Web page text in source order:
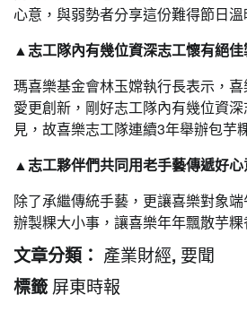
心意，與弱勢者分享這份難得節日溫
▲志工隊內有幾位資深志工懷有絕
瑪喜樂基金會林玉嫦執行長表示，
愛更創新，剛好志工隊內有幾位資
見，故喜樂志工隊連續3年舉辦包芋
▲志工夥伴們共同用老手藝傳遞好
除了承繼傳統手藝，更讓喜樂對象
辦製粿大小事，讓喜樂年年飄散芋粿
文章分類： 產業財經, 要聞
標籤 屏東時報